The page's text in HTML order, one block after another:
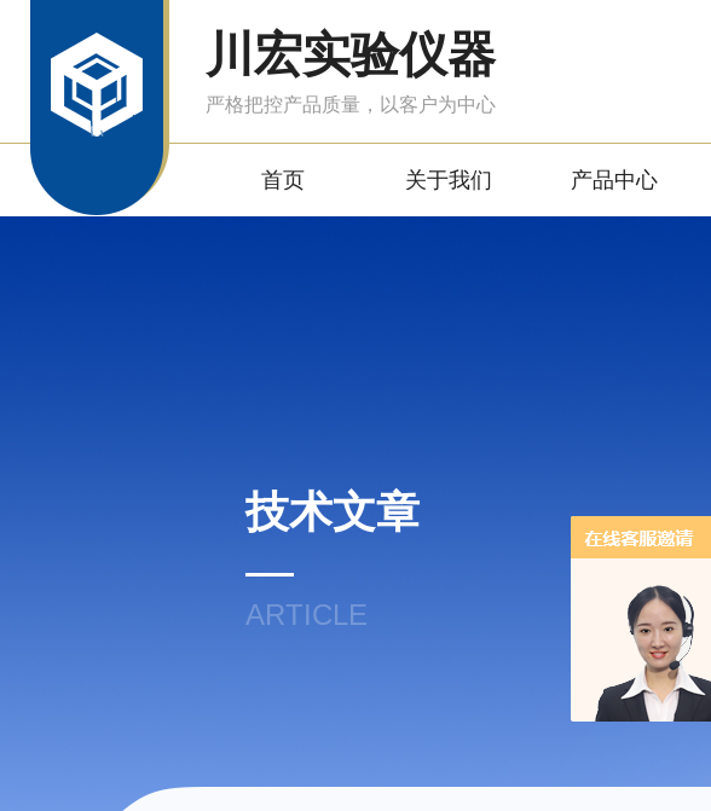
川宏实验仪器
严格把控产品质量，以客户为中心
首页 关于我们 产品中心
技术文章
ARTICLE